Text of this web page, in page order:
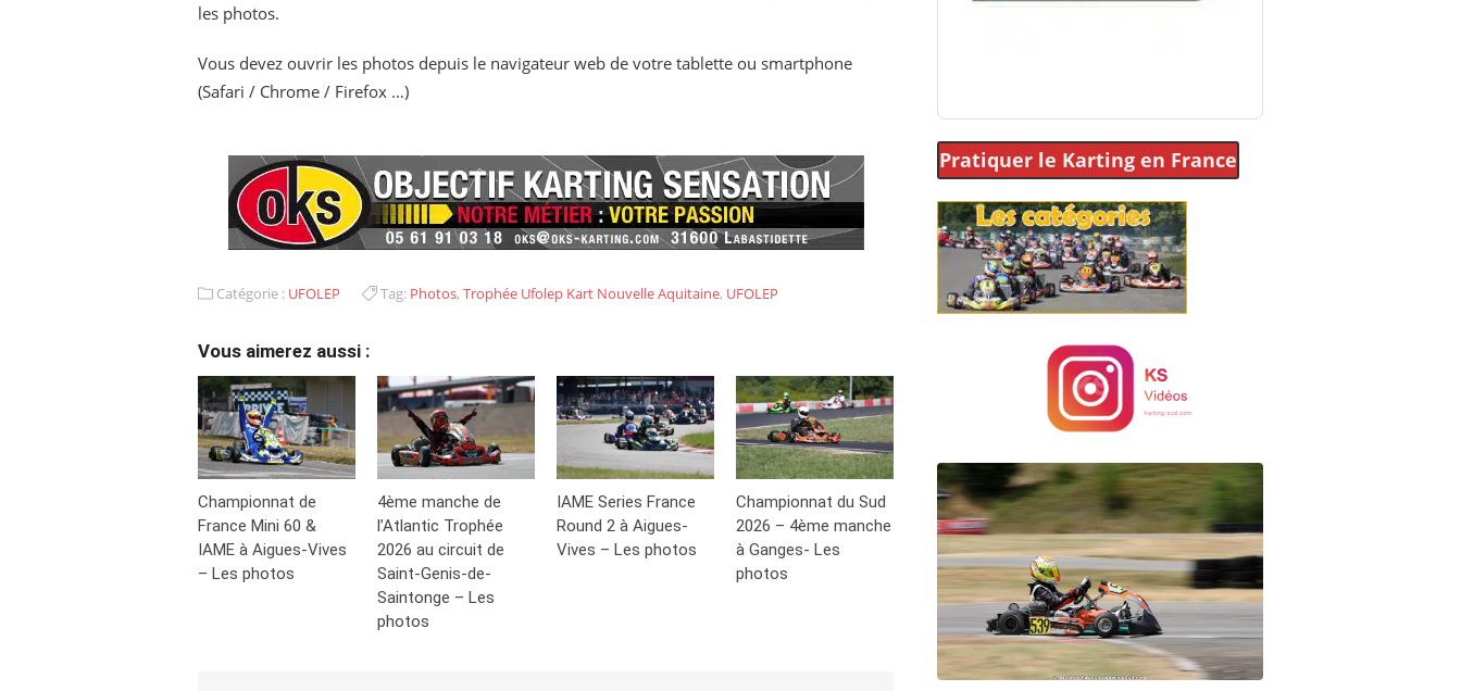
les photos.
Vous devez ouvrir les photos depuis le navigateur web de votre tablette ou smartphone
(Safari / Chrome / Firefox …)
Catégorie : UFOLEP Tag: Photos, Trophée Ufolep Kart Nouvelle Aquitaine, UFOLEP
Vous aimerez aussi :
Championnat de
France Mini 60 &
IAME à Aigues-Vives
– Les photos
4ème manche de
l’Atlantic Trophée
2026 au circuit de
Saint-Genis-de-
Saintonge – Les
photos
IAME Series France
Round 2 à Aigues-
Vives – Les photos
Championnat du Sud
2026 – 4ème manche
à Ganges- Les
photos
Pratiquer le Karting en France